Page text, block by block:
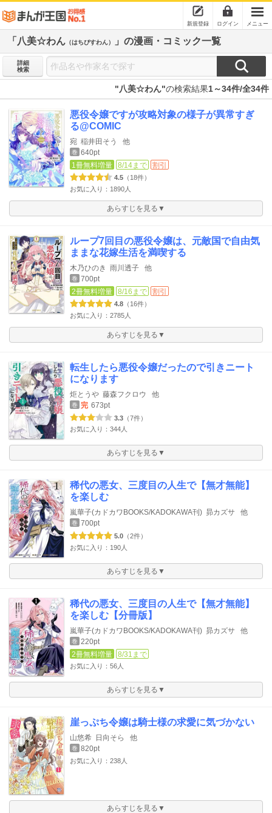
新規登録 ログイン メニュー
「八美☆わん （はちぴすわん） 」の漫画・コミック一覧
詳細
検索
"八美☆わん"の検索結果1～34件/全34件
悪役令嬢ですが攻略対象の様子が異常すぎ
る@COMIC
宛 稲井田そう 他
巻 640pt
1冊無料増量
8/14まで 割引
4.5 （18件）
お気に入り：1890人
あらすじを見る▼
ループ7回目の悪役令嬢は、元敵国で自由気
ままな花嫁生活を満喫する
木乃ひのき 雨川透子 他
巻 700pt
2冊無料増量
8/16まで 割引
4.8 （16件）
お気に入り：2785人
あらすじを見る▼
転生したら悪役令嬢だったので引きニート
になります
炬とうや 藤森フクロウ 他
巻 完 673pt
3.3 （7件）
お気に入り：344人
あらすじを見る▼
稀代の悪女、三度目の人生で【無才無能】
を楽しむ
嵐華子(カドカワBOOKS/KADOKAWA刊) 昴カズサ 他
巻 700pt
5.0 （2件）
お気に入り：190人
あらすじを見る▼
稀代の悪女、三度目の人生で【無才無能】
を楽しむ【分冊版】
嵐華子(カドカワBOOKS/KADOKAWA刊) 昴カズサ 他
巻 220pt
2冊無料増量
8/31まで
お気に入り：56人
あらすじを見る▼
崖っぷち令嬢は騎士様の求愛に気づかない
山悠希 日向そら 他
巻 820pt
お気に入り：238人
あらすじを見る▼